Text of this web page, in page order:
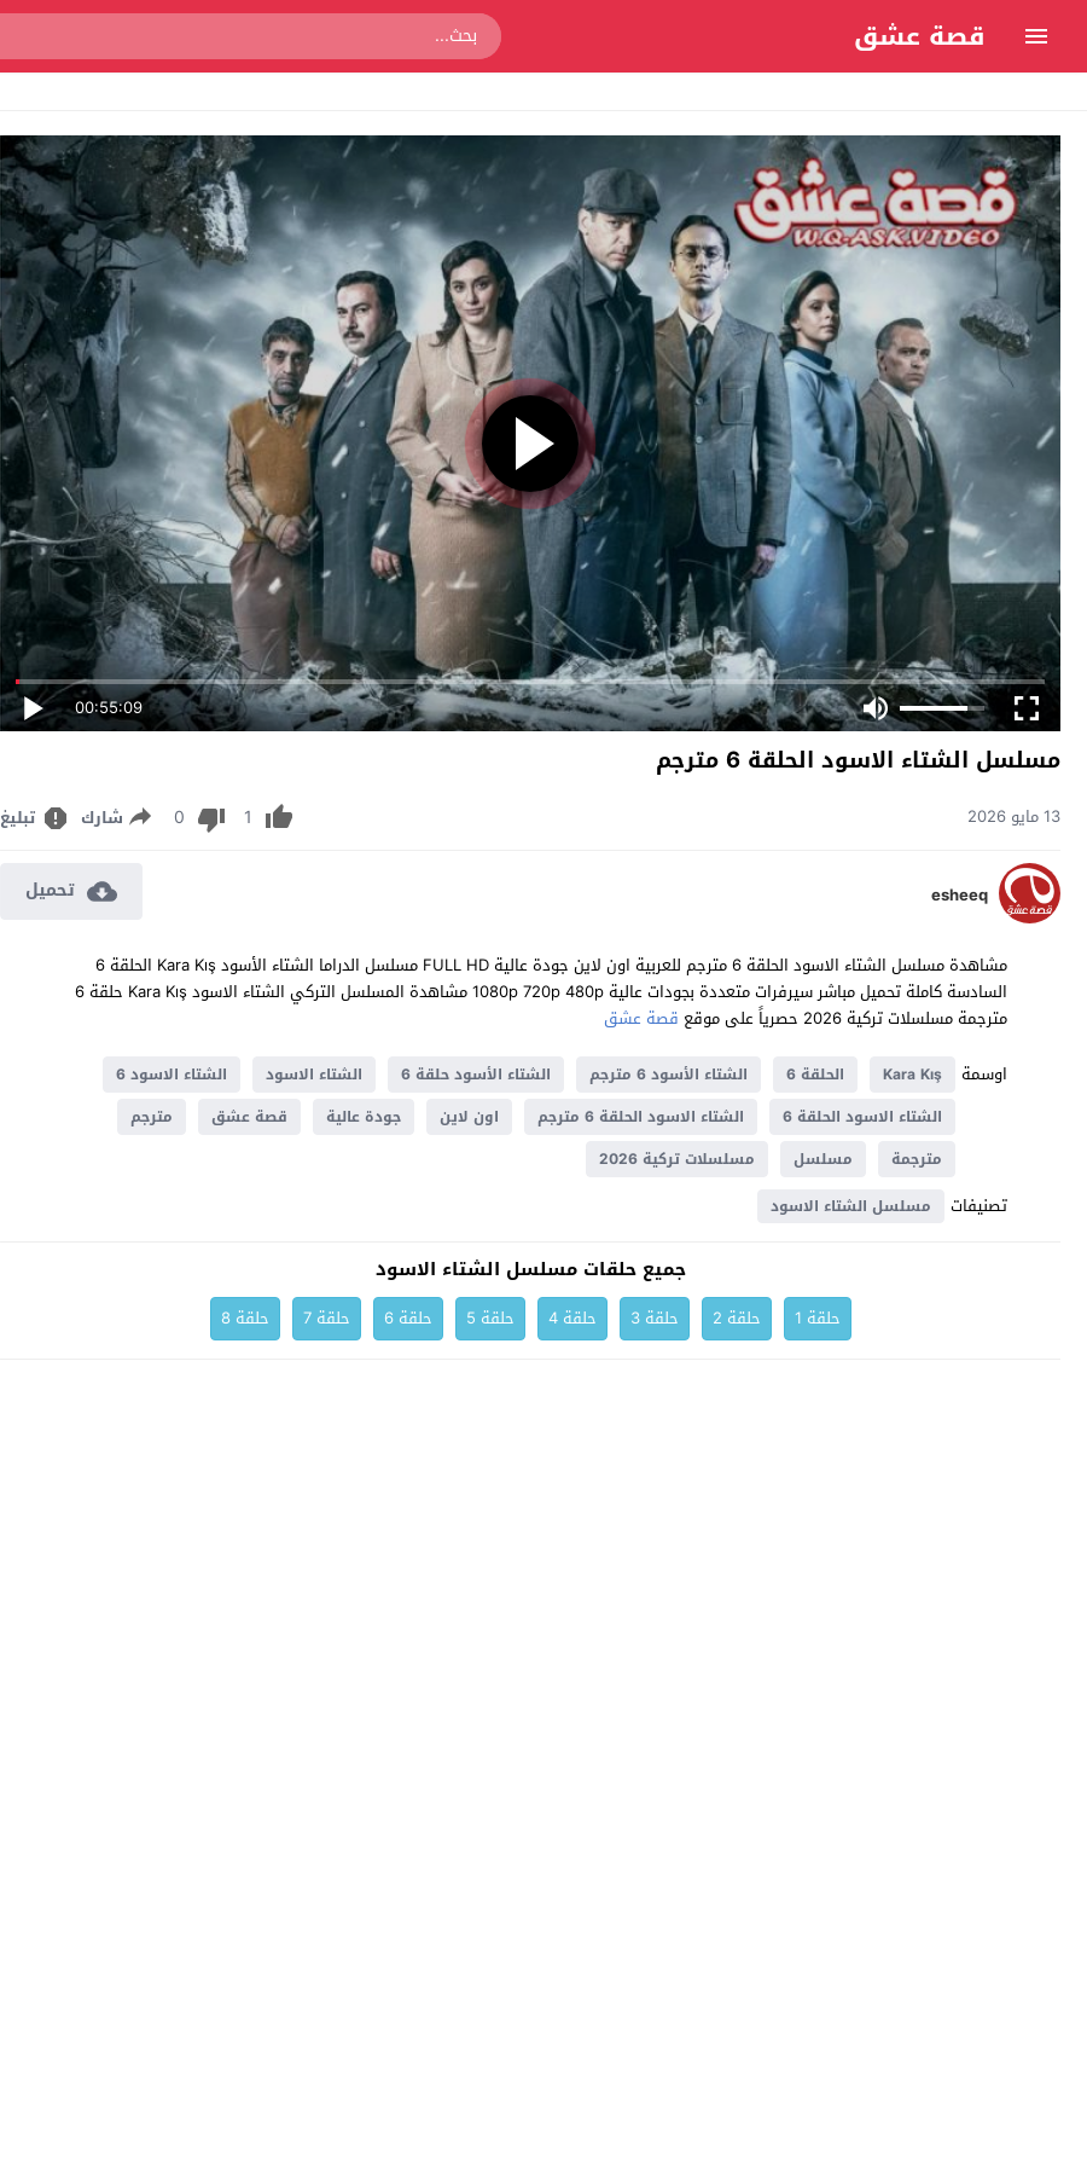
قصة عشق
00:55:09
مسلسل الشتاء الاسود الحلقة 6 مترجم
13 مايو 2026 1
0 شارك تبليغ
esheeq تحميل
مشاهدة مسلسل الشتاء الاسود الحلقة 6 مترجم للعربية اون لاين جودة عالية FULL HD مسلسل الدراما الشتاء الأسود Kara Kış الحلقة 6
السادسة كاملة تحميل مباشر سيرفرات متعددة بجودات عالية 1080p 720p 480p مشاهدة المسلسل التركي الشتاء الاسود Kara Kış حلقة 6
مترجمة مسلسلات تركية 2026 حصرياً على موقع
قصة عشق
اوسمة
Kara Kış الحلقة 6 الشتاء الأسود 6 مترجم الشتاء الأسود حلقة 6 الشتاء الاسود
الشتاء الاسود 6
الشتاء الاسود الحلقة 6
الشتاء الاسود الحلقة 6 مترجم اون لاين جودة عالية قصة عشق
مترجم
مترجمة
مسلسل مسلسلات تركية 2026
تصنيفات مسلسل الشتاء الاسود
جميع حلقات مسلسل الشتاء الاسود
حلقة 1 حلقة 2 حلقة 3 حلقة 4 حلقة 5 حلقة 6 حلقة 7 حلقة 8